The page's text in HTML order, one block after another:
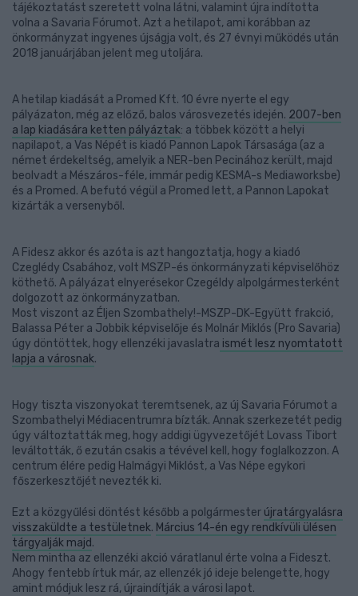
tájékoztatást szeretett volna látni, valamint újra indította
volna a Savaria Fórumot. Azt a hetilapot, ami korábban az
önkormányzat ingyenes újságja volt, és 27 évnyi működés után
2018 januárjában jelent meg utoljára.
A hetilap kiadását a Promed Kft. 10 évre nyerte el egy
pályázaton, még az előző, balos városvezetés idején. 2007-ben
a lap kiadására ketten pályáztak: a többek között a helyi
napilapot, a Vas Népét is kiadó Pannon Lapok Társasága (az a
német érdekeltség, amelyik a NER-ben Pecinához került, majd
beolvadt a Mészáros-féle, immár pedig KESMA-s Mediaworksbe)
és a Promed. A befutó végül a Promed lett, a Pannon Lapokat
kizárták a versenyből.
A Fidesz akkor és azóta is azt hangoztatja, hogy a kiadó
Czeglédy Csabához, volt MSZP-és önkormányzati képviselőhöz
köthető. A pályázat elnyerésekor Czegéldy alpolgármesterként
dolgozott az önkormányzatban.
Most viszont az Éljen Szombathely!-MSZP-DK-Együtt frakció,
Balassa Péter a Jobbik képviselője és Molnár Miklós (Pro Savaria)
úgy döntöttek, hogy ellenzéki javaslatra ismét lesz nyomtatott
lapja a városnak.
Hogy tiszta viszonyokat teremtsenek, az új Savaria Fórumot a
Szombathelyi Médiacentrumra bízták. Annak szerkezetét pedig
úgy változtatták meg, hogy addigi ügyvezetőjét Lovass Tibort
leváltották, ő ezután csakis a tévével kell, hogy foglalkozzon. A
centrum élére pedig Halmágyi Miklóst, a Vas Népe egykori
főszerkesztőjét nevezték ki.
Ezt a közgyűlési döntést később a polgármester újratárgyalásra
visszaküldte a testületnek. Március 14-én egy rendkívüli ülésen
tárgyalják majd.
Nem mintha az ellenzéki akció váratlanul érte volna a Fideszt.
Ahogy fentebb írtuk már, az ellenzék jó ideje belengette, hogy
amint módjuk lesz rá, újraindítják a városi lapot.